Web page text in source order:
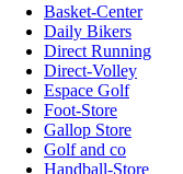
Basket-Center
Daily Bikers
Direct Running
Direct-Volley
Espace Golf
Foot-Store
Gallop Store
Golf and co
Handball-Store